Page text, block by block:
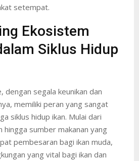
setempat.
Ekosistem
Siklus Hidup
dengan segala keunikan dan
memiliki peran yang sangat
siklus hidup ikan. Mulai dari
hingga sumber makanan yang
pembesaran bagi ikan muda,
yang vital bagi ikan dan